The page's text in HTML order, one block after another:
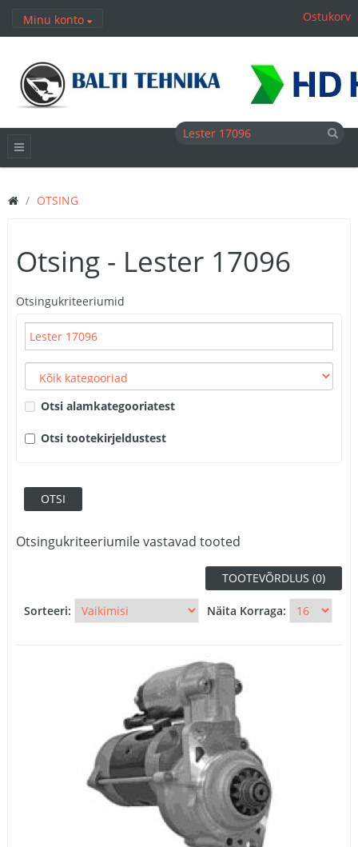
Minu konto Ostukorv
OTSING
Otsing - Lester 17096
Otsingukriteeriumid
Otsi alamkategooriatest
Otsi tootekirjeldustest
Otsingukriteeriumile vastavad tooted
TOOTEVÕRDLUS (0)
Sorteeri: Näita Korraga: